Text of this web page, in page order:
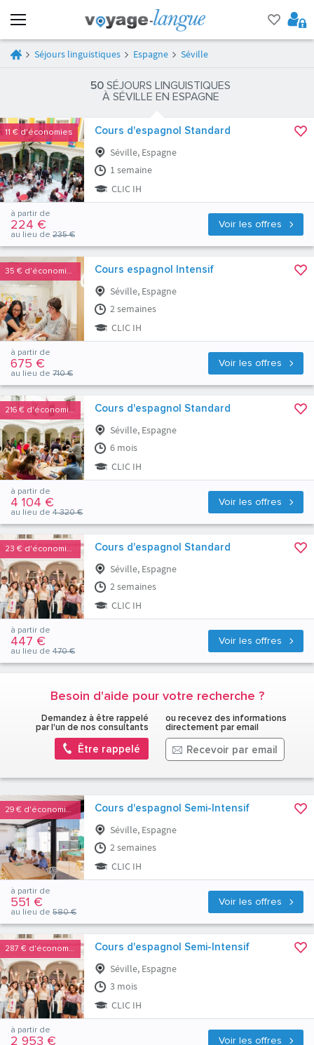
Séjours linguistiques Espagne Séville
50 SÉJOURS LINGUISTIQUES
À SÉVILLE EN ESPAGNE
11 € d'économies Cours d'espagnol Standard
Séville, Espagne
1 semaine
CLIC IH
Voir les offres
à partir de
224 €
au lieu de 235 €
35 € d'économies Cours espagnol Intensif
Séville, Espagne
2 semaines
CLIC IH
Voir les offres
à partir de
675 €
au lieu de 710 €
216 € d'économies Cours d'espagnol Standard
Séville, Espagne
6 mois
CLIC IH
Voir les offres
à partir de
4 104 €
au lieu de 4 320 €
23 € d'économies Cours d'espagnol Standard
Séville, Espagne
2 semaines
CLIC IH
Voir les offres
à partir de
447 €
au lieu de 470 €
Besoin d'aide pour votre recherche ?
Demandez à être rappelé
par l'un de nos consultants
Être rappelé
ou recevez des informations
directement par email
Recevoir par email
29 € d'économies Cours d'espagnol Semi-Intensif
Séville, Espagne
2 semaines
CLIC IH
Voir les offres
à partir de
551 €
au lieu de 580 €
287 € d'économies Cours d'espagnol Semi-Intensif
Séville, Espagne
3 mois
CLIC IH
Voir les offres
à partir de
2 953 €